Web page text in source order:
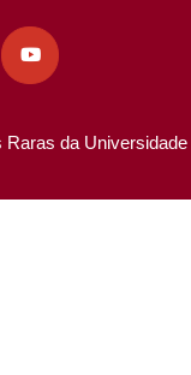

da Universidade